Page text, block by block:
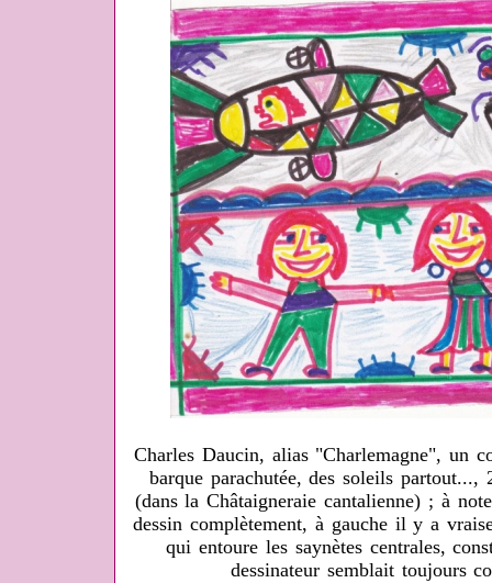
Charles Daucin, alias "Charlemagne", un
barque parachutée, des soleils
(dans la Châtaigneraie cantalienne) ; à
dessin complètement, à gauche il y a
qui entoure les saynètes centrales,
dessinateur semblait toujours